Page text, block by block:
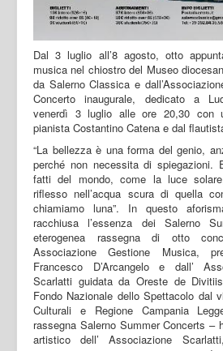
Dal 3 luglio all’8 agosto, otto
musica nel chiostro del Museo
da Salerno Classica e
Concerto inaugurale, dedicato a
venerdì 3 luglio alle ore 20,30 con
pianista Costantino Catena e dal
“La bellezza è una forma del genio, anzi, è più alta del genio perché non necessita di spiegazioni. Essa è uno dei grandi fatti del mondo, come la luce solare, la notte d’estate, il riflesso nell’acqua scura di quella conchiglia d’argento che chiamiamo luna”. In questo aforisma di Oscar Wilde è racchiusa l’essenza dei Salerno Summer Concerts, una eterogenea rassegna di otto concerti, promossi dalla Associazione Gestione Musica, presieduta dal cellista Francesco D’Arcangelo e dall’ Associazione Alessandro Scarlatti guidata da Oreste de Divitiis, con il sostegno del Fondo Nazionale dello Spettacolo dal vivo, Ministero dei Beni Culturali e Regione Campania Legge 6/2007. “La nuova rassegna Salerno Summer Concerts – ha dichiarato il direttore artistico dell’ Associazione Scarlatti, Tommaso Rossi - rappresenta un esempio virtuoso di collaborazioni tra due associazioni come Gestione Musica e Associazione Alessandro Scarlatti che pongono il repertorio cameristico tra i principali interessi della propria attività . Oggi fare rete tra associazioni musicali significa trovare un modo nuovo intelligente per vincere la sfida di diffondere il repertorio musicale d’arte al maggior numero possibile di appassionati , cercando strade diverse per avvicinare i giovani a un repertorio di grande bellezza”. “Salerno Summer Concerts nasce – ha continuato il direttore artistico dell’Associazione Gestione Musica, Costantino Catena - con il desiderio di offrire alla città un percorso musicale capace di coniugare qualità artistica, varietà di proposte e vicinanza al pubblico. Ogni concerto è pensato come un'occasione di incontro, in cui la musica da camera possa rivelare tutta la sua forza espressiva e la sua straordinaria capacità di parlare a sensibilità diverse: auspichiamo che questa rassegna diventi un appuntamento atteso, contribuendo ad arricchire la vita culturale di Salerno”. Sarà il chiostro del Museo Diocesano, lo scenario delle otto serate che vedranno, venerdì 3 luglio, alle ore 20,30, i due direttori artistici, il pianista Costantino Catena e il flautista Tommaso Rossi, unirsi in un duo che inaugurerà sia la rassegna, che le celebrazioni beethoveniane, per il bicentenario della morte, le quali avranno il loro punto culminante il prossimo anno. Si inizierà con la Sonata in si bemolle maggiore, WoO, HA11, la prima delle composizioni da camera con pianoforte di Ludwig van Beethoven. Come quasi tutti i lavori del genere, il brano conferma un'evidente matrice di musica su commissione e “di consumo”, imposta all'autore dalle condizioni sociali di fine '700 e proseguita sull'esempio lasciato dai maestri spirituali Haydn e Mozart. Si tratta quindi di opera significativa, e utile a delineare meglio questa fase di «apprendistato» del musicista. composta nel 1792, la Sonata si presenta in forma di vero e proprio duo, evitando cioè i limiti derivabili da un rapporto di sudditanza tra i due strumenti e offrendo invece una prospettiva saldamente equilibrata, in cui entrambi i protagonisti rivestono medesimo valore e importanza, a conferma del nuovo ambito inaugurato quindici anni prima dalle Sonate mozartiane per violino e pianoforte. Costante è l'impegno che soprattutto l'Allegro iniziale richiede all'esecutore, chiamato a misurarsi in una serrata e incalzante sequenza di passaggi virtuosistico-espressivi, in cui suggestivo risalto assumono le frequenti trasposizioni dal registro grave a quello acuto, sempre sostenute da un dosato “appoggio” fonico-timbrico del pianoforte. Pacati e scorrevoli sono poi i toni della Polonaise, che, come pure il breve Largo successivo, si pone quale appropriato momento transitorio di piacevole immediatezza. Il quarto movimento propone infine una serie di brillanti variazioni su un tema di Minuetto, che, elaborato con maestria, conduce a un vibrante unisono dei due strumenti: inatteso giunge così il finale, che accomuna flauto e pianoforte quasi sottovoce in una sorprendente e delicatissima conclusione. Costantino Catena donerà alla platea la Sonata per pianoforte n.14 in do diesis minore op. 27 n. 2 “Al chiaro di luna”, uno dei più celebri tra i moonlight della storia della musica, celebre nella inconsueta disposizione dei suoi movimenti, – ha scritto nel 1802 la Allgemeine Musikalische Zeitung- “in ciò ch’esso ha di eccellente e di suo particolare”. In effetti, non solo la Sonata inizia con un Adagio sostenuto, ma si apre con una indicazione rivelatrice del modo nuovo di pensare il suono del pianoforte. Quando Beethoven scrive “si deve suonare tutto questo pezzo delicatissimamente e senza sordino”, non dice semplicemente che il pezzo va suonato facendo uso del pedale di risonanza, ma anche che l’uso del pedale deve combinarsi con un certo modo di attaccare il tasto. Il gentile ritmo ternario dell’Adagio trova il suo naturale respiro cantabile all’interno d’una semplice forma tripartita, in cui la sezione centrale, variando il movimento delle terzine di crome dell’accompagnamento, suona come un delicato svolgimento modulante della sezione principale. Definito una volta da Liszt “un fiore fra due abissi”, l’Allegretto in re bemolle maggiore ha le dimensioni e il carattere espressivo rasserenato di un intermezzo che, con la grazia danzante del suo tema e la simmetria della forma, sembra rievocare certo stile galante del Settecento. Sulla fragilità crepuscolare dell’Allegretto sì abbatte invece con inaudita violenza l’impetuoso dilagare del Presto agitato conclusivo, in cui quanto di represso era nei tempi precedenti, e nell’Adagio sostenuto in particolare, sembra erompere con un empito di rabbiosa energia. Conclusione di un discorso che Beethoven, però, allontana con una coda estremamente audace in cui, all’ennesima violenta ripercussione dell’accordo del primo tema, la stessa materia musicale sembra frantumarsi in una impressionante serie di accordi arpeggiati di settima diminuita. Finale del primo concerto sarà la Serenata in re maggiore op. 8 nella celebre trascrizione per flauto e pianoforte di Theobald Böhm. La pagina, nata per violino, viola e violoncello, composta tra il 1796 e il 1797, appartiene al periodo formativo di Beethoven, agli anni in cui si era trasferito a Vienna per studiare con